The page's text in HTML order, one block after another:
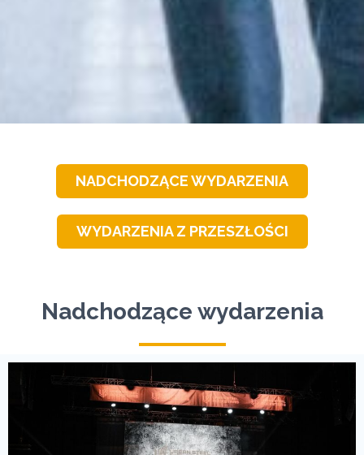
NADCHODZĄCE WYDARZENIA
WYDARZENIA Z PRZESZŁOŚCI
Nadchodzące wydarzenia